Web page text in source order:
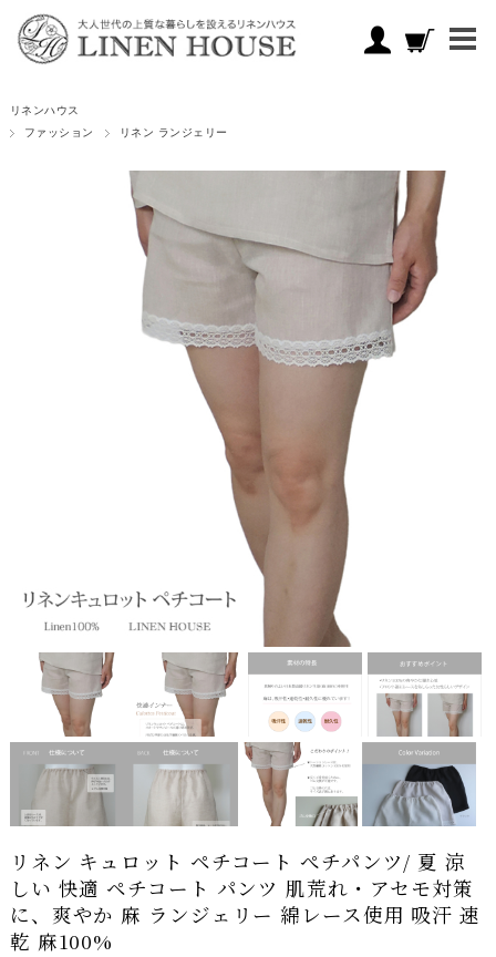
リネンハウス
ファッション
リネン ランジェリー
リネン キュロット ペチコート ぺチパンツ/ 夏 涼
しい 快適 ペチコート パンツ 肌荒れ・アセモ対策
に、爽やか 麻 ランジェリー 綿レース使用 吸汗 速
乾 麻100%